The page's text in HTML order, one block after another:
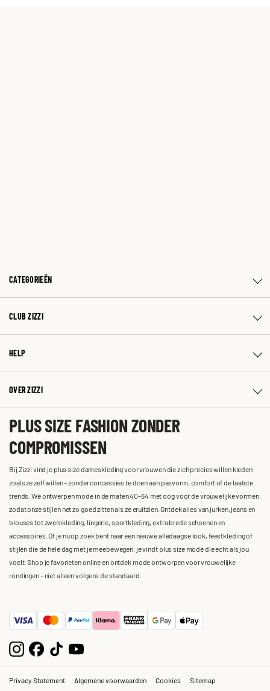
CATEGORIEËN
CLUB ZIZZI
HELP
OVER ZIZZI
PLUS SIZE FASHION ZONDER
COMPROMISSEN
Bij Zizzi vind je plus size dameskleding voor vrouwen die zich precies willen kleden
zoals ze zelf willen – zonder concessies te doen aan pasvorm, comfort of de laatste
trends. We ontwerpen mode in de maten 40-64 met oog voor de vrouwelijke vormen,
zodat onze stijlen net zo goed zitten als ze eruitzien. Ontdek alles van jurken, jeans en
blouses tot zwemkleding, lingerie, sportkleding, extra brede schoenen en
accessoires. Of je nu op zoek bent naar een nieuwe alledaagse look, feestkleding of
stijlen die de hele dag met je meebewegen, je vindt plus size mode die echt als jou
voelt. Shop je favorieten online en ontdek mode ontworpen voor vrouwelijke
rondingen – niet alleen volgens de standaard.
Privacy Statement Algemene voorwaarden Cookies Sitemap